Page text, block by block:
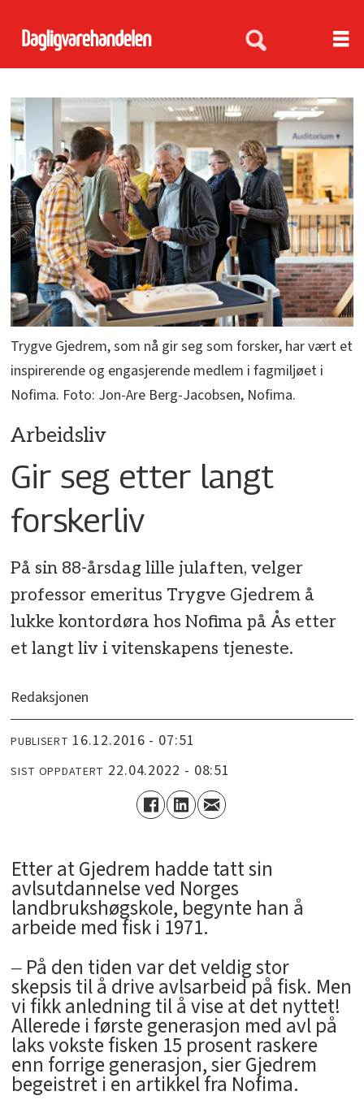
Trygve Gjedrem, som nå gir seg som forsker, har vært et
inspirerende og engasjerende medlem i fagmiljøet i
Nofima. Foto: Jon-Are Berg-Jacobsen, Nofima.
Arbeidsliv
Gir seg etter langt
forskerliv
På sin 88-årsdag lille julaften, velger
professor emeritus Trygve Gjedrem å
lukke kontordøra hos Nofima på Ås etter
et langt liv i vitenskapens tjeneste.
Redaksjonen
PUBLISERT 16.12.2016 - 07:51
SIST OPPDATERT 22.04.2022 - 08:51
Etter at Gjedrem hadde tatt sin
avlsutdannelse ved Norges
landbrukshøgskole, begynte han å
arbeide med fisk i 1971.
‒ På den tiden var det veldig stor
skepsis til å drive avlsarbeid på fisk. Men
vi fikk anledning til å vise at det nyttet!
Allerede i første generasjon med avl på
laks vokste fisken 15 prosent raskere
enn forrige generasjon, sier Gjedrem
begeistret i en artikkel fra Nofima.